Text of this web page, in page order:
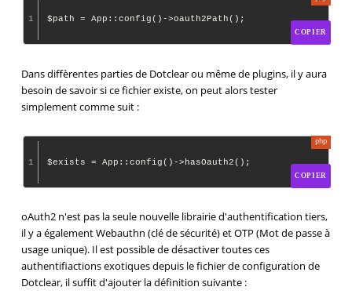
1
COPIER
Dans diffèrentes parties de Dotclear ou même de plugins, il y aura
besoin de savoir si ce fichier existe, on peut alors tester
simplement comme suit :
1
COPIER
oAuth2 n'est pas la seule nouvelle librairie d'authentification tiers,
il y a également Webauthn (clé de sécurité) et OTP (Mot de passe à
usage unique). Il est possible de désactiver toutes ces
authentifiactions exotiques depuis le fichier de configuration de
Dotclear, il suffit d'ajouter la définition suivante :